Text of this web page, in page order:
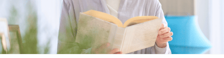
供先企業に個人情報を開示することがあります。
委託・提供先企業は具体的には以下のような企業です
が、これらに限りません。
委託先：カスタマーサポート支援会社 、クレジッ
トカード決済などの決済代行・料金回収会社、広
告配信サービス会社